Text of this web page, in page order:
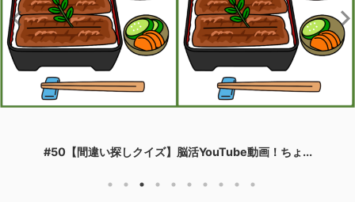
#50【間違い探しクイズ】脳活YouTube動画！ちょ...